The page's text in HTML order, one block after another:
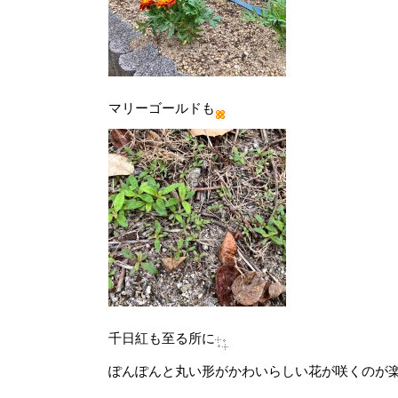
マリーゴールドも
千日紅も至る所に
ぽんぽんと丸い形がかわいらしい花が咲くのが